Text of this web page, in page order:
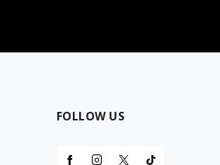
FOLLOW US